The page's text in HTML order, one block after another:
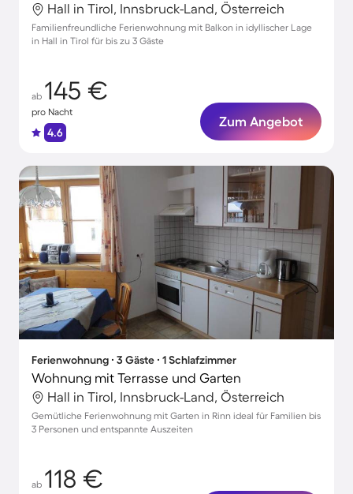
Hall in Tirol, Innsbruck-Land, Österreich
Familienfreundliche Ferienwohnung mit Balkon in idyllischer Lage
in Hall in Tirol für bis zu 3 Gäste
ab 145 €
pro Nacht
4.6
Zum Angebot
Ferienwohnung ∙ 3 Gäste ∙ 1 Schlafzimmer
Wohnung mit Terrasse und Garten
Hall in Tirol, Innsbruck-Land, Österreich
Gemütliche Ferienwohnung mit Garten in Rinn ideal für Familien bis
3 Personen und entspannte Auszeiten
ab 118 €